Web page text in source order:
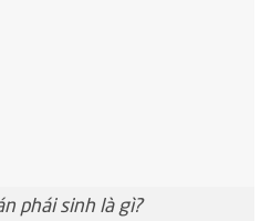
phái sinh là gì?